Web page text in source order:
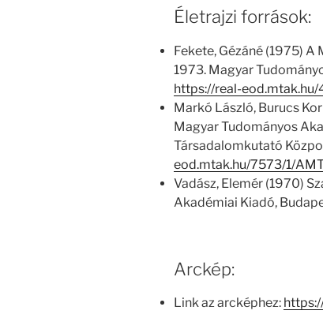
Életrajzi források:
Fekete, Gézáné (1975)
1973. Magyar
https://real-eod.mtak.hu/
Markó László, Burucs
Magyar Tudományos
Társadalomkutató
eod.mtak.hu/7573/1/
Vadász, Elemér (1970)
Akadémiai Kiadó,
Arckép:
Link az arcképhez: